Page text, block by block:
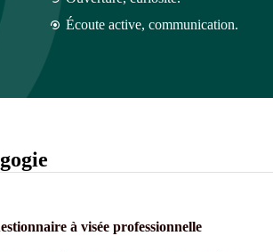
Écoute active, communication.
à visée professionnelle